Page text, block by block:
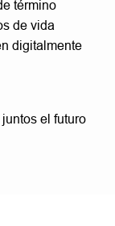
término
de vida
digitalmente
el futuro